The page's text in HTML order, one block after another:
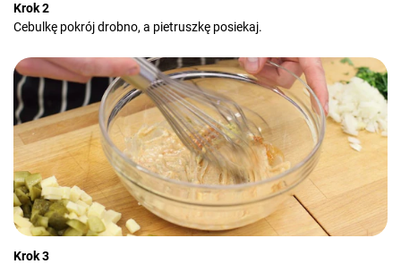
Krok 2
Cebulkę pokrój drobno, a pietruszkę posiekaj.
Krok 3